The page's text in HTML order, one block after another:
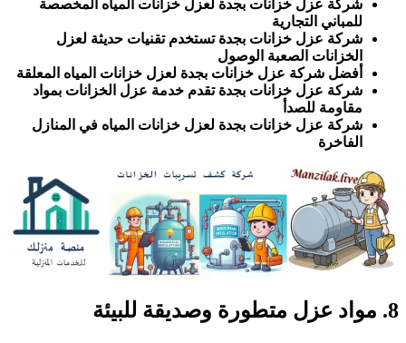
شركة عزل خزانات بجدة لعزل خزانات المياه المخصصة
للمباني التجارية
شركة عزل خزانات بجدة تستخدم تقنيات حديثة لعزل
الخزانات الصعبة الوصول
أفضل شركة عزل خزانات بجدة لعزل خزانات المياه المعلقة
شركة عزل خزانات بجدة تقدم خدمة عزل الخزانات بمواد
مقاومة للصدأ
شركة عزل خزانات بجدة لعزل خزانات المياه في المنازل
الفاخرة
8. مواد عزل متطورة وصديقة للبيئة